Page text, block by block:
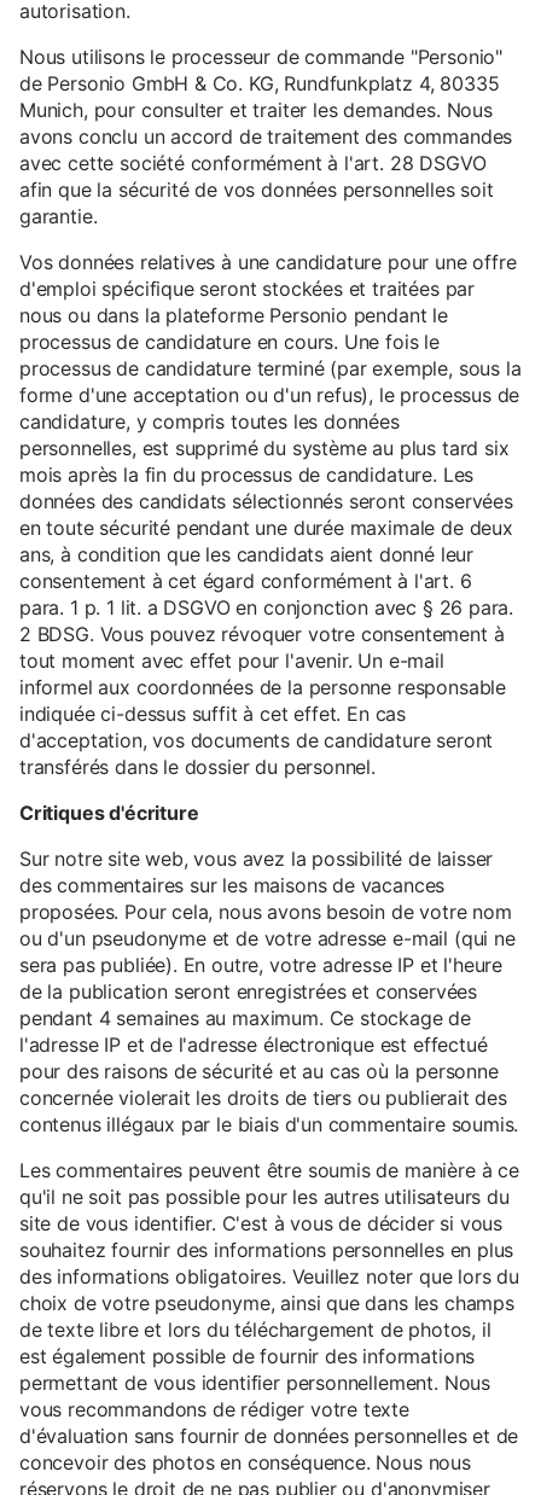
autorisation.
Nous utilisons le processeur de commande "Personio"
de Personio GmbH & Co. KG, Rundfunkplatz 4, 80335
Munich, pour consulter et traiter les demandes. Nous
avons conclu un accord de traitement des commandes
avec cette société conformément à l'art. 28 DSGVO
afin que la sécurité de vos données personnelles soit
garantie.
Vos données relatives à une candidature pour une offre
d'emploi spécifique seront stockées et traitées par
nous ou dans la plateforme Personio pendant le
processus de candidature en cours. Une fois le
processus de candidature terminé (par exemple, sous la
forme d'une acceptation ou d'un refus), le processus de
candidature, y compris toutes les données
personnelles, est supprimé du système au plus tard six
mois après la fin du processus de candidature. Les
données des candidats sélectionnés seront conservées
en toute sécurité pendant une durée maximale de deux
ans, à condition que les candidats aient donné leur
consentement à cet égard conformément à l'art. 6
para. 1 p. 1 lit. a DSGVO en conjonction avec § 26 para.
2 BDSG. Vous pouvez révoquer votre consentement à
tout moment avec effet pour l'avenir. Un e-mail
informel aux coordonnées de la personne responsable
indiquée ci-dessus suffit à cet effet. En cas
d'acceptation, vos documents de candidature seront
transférés dans le dossier du personnel.
Critiques d'écriture
Sur notre site web, vous avez la possibilité de laisser
des commentaires sur les maisons de vacances
proposées. Pour cela, nous avons besoin de votre nom
ou d'un pseudonyme et de votre adresse e-mail (qui ne
sera pas publiée). En outre, votre adresse IP et l'heure
de la publication seront enregistrées et conservées
pendant 4 semaines au maximum. Ce stockage de
l'adresse IP et de l'adresse électronique est effectué
pour des raisons de sécurité et au cas où la personne
concernée violerait les droits de tiers ou publierait des
contenus illégaux par le biais d'un commentaire soumis.
Les commentaires peuvent être soumis de manière à ce
qu'il ne soit pas possible pour les autres utilisateurs du
site de vous identifier. C'est à vous de décider si vous
souhaitez fournir des informations personnelles en plus
des informations obligatoires. Veuillez noter que lors du
choix de votre pseudonyme, ainsi que dans les champs
de texte libre et lors du téléchargement de photos, il
est également possible de fournir des informations
permettant de vous identifier personnellement. Nous
vous recommandons de rédiger votre texte
d'évaluation sans fournir de données personnelles et de
concevoir des photos en conséquence. Nous nous
réservons le droit de ne pas publier ou d'anonymiser